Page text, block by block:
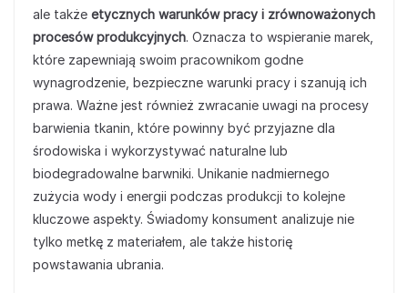
ale także etycznych warunków pracy i zrównoważonych
procesów produkcyjnych. Oznacza to wspieranie marek,
które zapewniają swoim pracownikom godne
wynagrodzenie, bezpieczne warunki pracy i szanują ich
prawa. Ważne jest również zwracanie uwagi na procesy
barwienia tkanin, które powinny być przyjazne dla
środowiska i wykorzystywać naturalne lub
biodegradowalne barwniki. Unikanie nadmiernego
zużycia wody i energii podczas produkcji to kolejne
kluczowe aspekty. Świadomy konsument analizuje nie
tylko metkę z materiałem, ale także historię
powstawania ubrania.